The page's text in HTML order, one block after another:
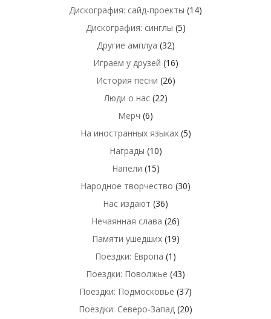
Дискография: сайд-проекты (14)
Дискография: синглы (5)
Другие амплуа (32)
Играем у друзей (16)
История песни (26)
Люди о нас(22)
Мерч (6)
На иностранных языках(5)
Награды (10)
Напели (15)
Народное творчество (30)
Нас издают (36)
Нечаянная слава (26)
Памяти ушедших(19)
Поездки: Европа (1)
Поездки: Поволжье (43)
Поездки: Подмосковье (37)
Поездки: Северо-Запад (20)